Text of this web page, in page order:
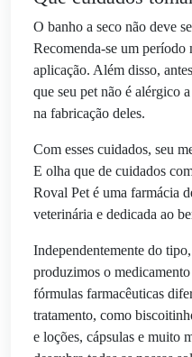
O banho a seco não deve
Recomenda-se um período
aplicação. Além disso,
que seu pet não é alérgico
na fabricação deles.
Com esses cuidados, seu
E olha que de cuidados
Roval Pet é uma farmácia
veterinária e dedicada ao
Independentemente do
produzimos o
fórmulas farmacêuticas
tratamento, como
e loções, cápsulas e muito